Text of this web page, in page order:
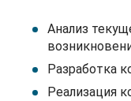
Анализ
Разработка
Реализация